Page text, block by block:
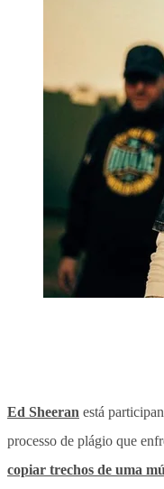
Ed Sheeran está
processo de plágio que
copiar trechos de uma